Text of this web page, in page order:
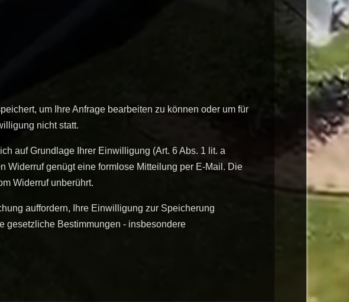
um Ihre Anfrage bearbeiten zu können oder um für
nicht statt.
auf Grundlage Ihrer Einwilligung (Art. 6 Abs. 1 lit. a
Widerruf genügt eine formlose Mitteilung per E-Mail. Die
Widerruf unberührt.
auffordern, Ihre Einwilligung zur Speicherung
gesetzliche Bestimmungen - insbesondere